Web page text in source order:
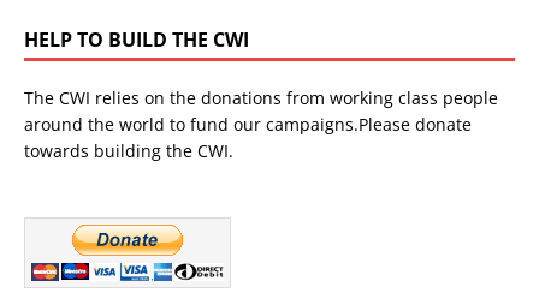
HELP TO BUILD THE CWI
The CWI relies on the donations from working class people
around the world to fund our campaigns.Please donate
towards building the CWI.